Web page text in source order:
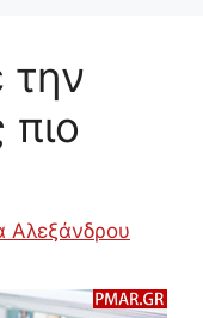
την
πιο
Αλεξάνδρου